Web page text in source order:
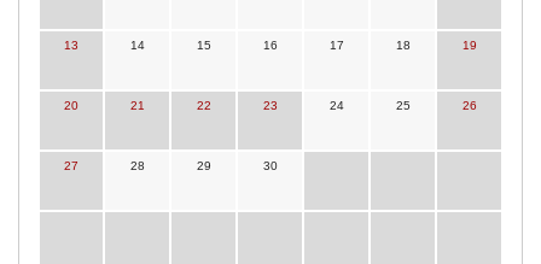
13 14 15 16 17 18 19
20 21 22 23 24 25 26
27 28 29 30